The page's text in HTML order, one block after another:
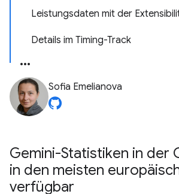
Leistungsdaten mit der
Details im Timing-Track
Sofia Emelianova
Gemini-Statistiken in der
in den meisten
verfügbar